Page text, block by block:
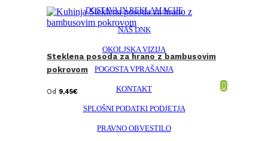
Steklena posoda za hrano z bambusovim
pokrovom
Od 9,45€
DOSTAVA IN REKLAMACIJE
NAŠ DNK
OKOLJSKA VIZIJA
POGOSTA VPRAŠANJA
KONTAKT
SPLOŠNI PODATKI PODJETJA
PRAVNO OBVESTILO